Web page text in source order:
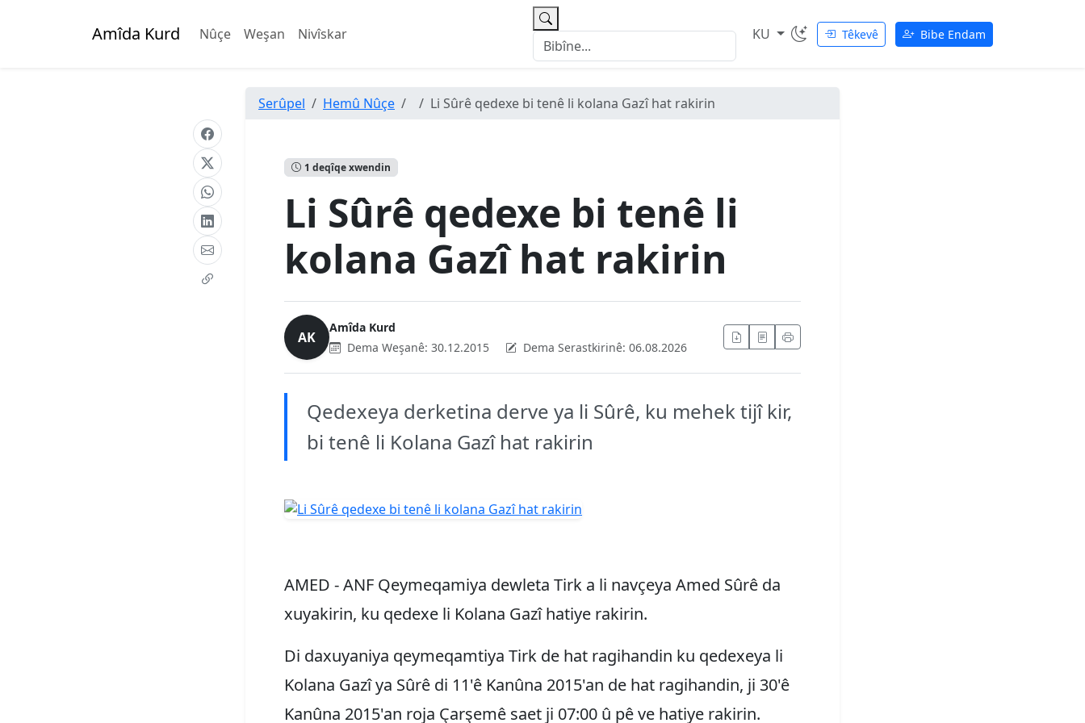
Amîda Kurd Nûçe Weşan Nivîskar KU Têkevê Bibe Endam
Serûpel Hemû Nûçe Li Sûrê qedexe bi tenê li kolana Gazî hat rakirin
1 deqîqe xwendin
Li Sûrê qedexe bi tenê li
kolana Gazî hat rakirin
AK
Amîda Kurd
Dema Weşanê: 30.12.2015 Dema Serastkirinê: 06.08.2026
Qedexeya derketina derve ya li Sûrê, ku mehek tijî kir,
bi tenê li Kolana Gazî hat rakirin
AMED - ANF Qeymeqamiya dewleta Tirk a li navçeya Amed Sûrê da
xuyakirin, ku qedexe li Kolana Gazî hatiye rakirin.
Di daxuyaniya qeymeqamtiya Tirk de hat ragihandin ku qedexeya li
Kolana Gazî ya Sûrê di 11'ê Kanûna 2015'an de hat ragihandin, ji 30'ê
Kanûna 2015'an roja Çarşemê saet ji 07:00 û pê ve hatiye rakirin.